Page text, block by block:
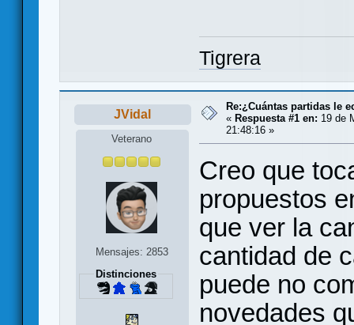
Tigrera
JVidal
Veterano
Mensajes: 2853
Distinciones
Re:¿Cuántas partidas le
« Respuesta #1 en: 19 de
21:48:16 »
Creo que
propuestos
que ver la
cantidad de
puede no
novedades